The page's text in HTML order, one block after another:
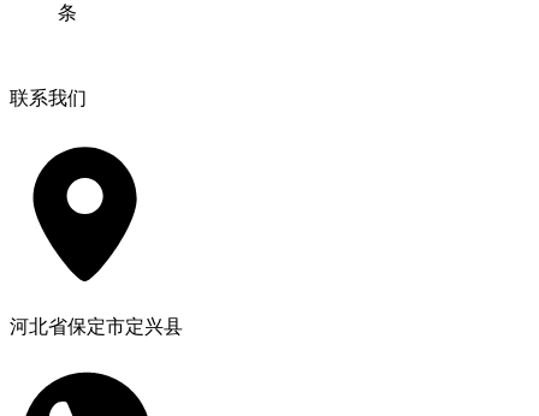
条
联系我们
河北省保定市定兴县